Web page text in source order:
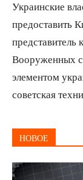
Украинские
предоставить
Вооруженных
элементом
советская
НОВОЕ